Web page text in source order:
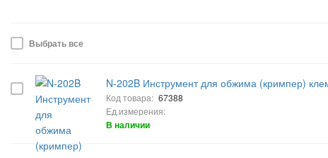
Выбрать все
N-202B Инструмент для обжима (кримпер)
Код товара: 67388
Ед.измерения:
В наличии